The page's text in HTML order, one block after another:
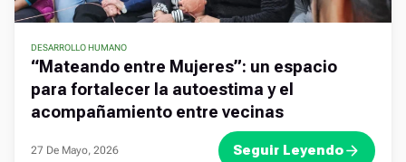
DESARROLLO HUMANO
“Mateando entre Mujeres”: un espacio
para fortalecer la autoestima y el
acompañamiento entre vecinas
27 De Mayo, 2026 Seguir Leyendo